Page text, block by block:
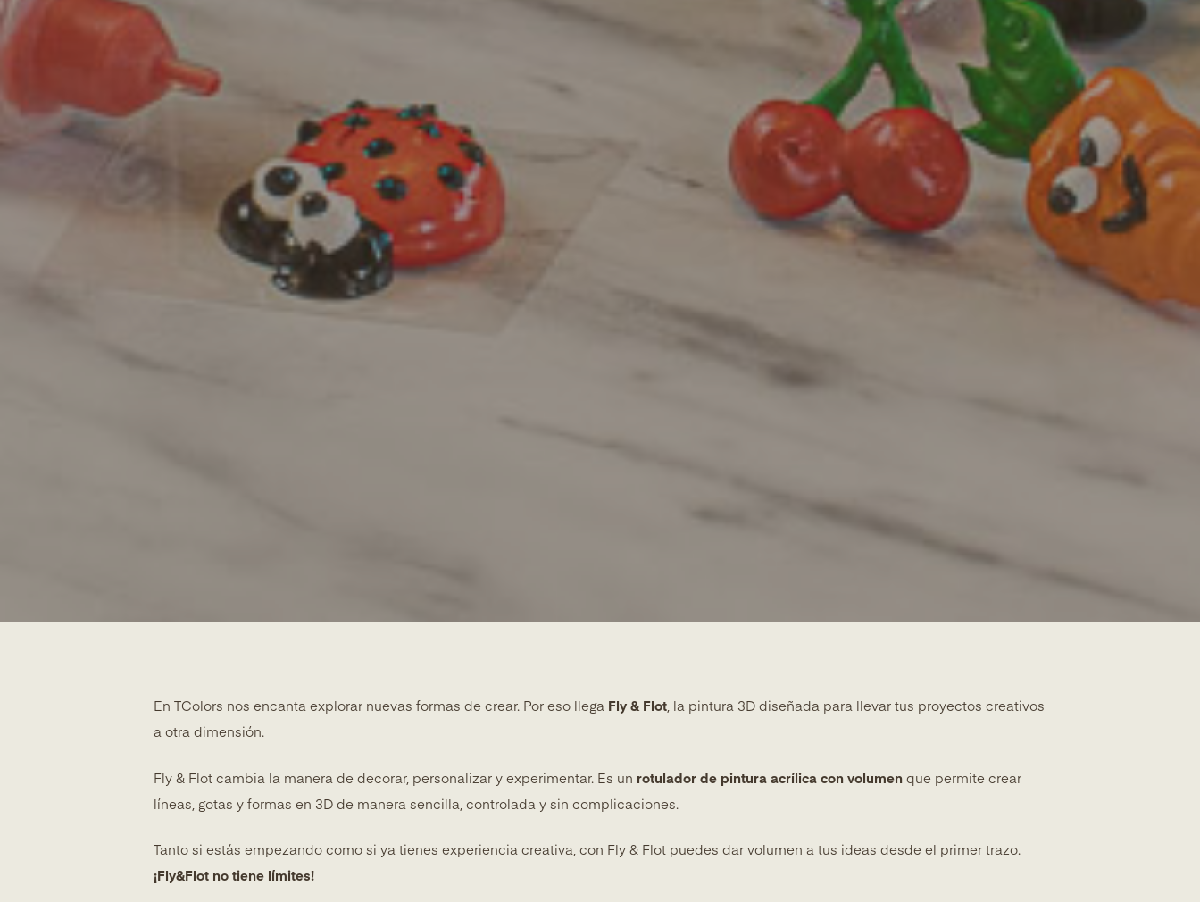
En TColors nos encanta explorar nuevas formas de crear. Por eso llega Fly & Flot, la pintura 3D diseñada para llevar tus proyectos creativos
a otra dimensión.
Fly & Flot cambia la manera de decorar, personalizar y experimentar. Es un rotulador de pintura acrílica con volumen que permite crear
líneas, gotas y formas en 3D de manera sencilla, controlada y sin complicaciones.
Tanto si estás empezando como si ya tienes experiencia creativa, con Fly & Flot puedes dar volumen a tus ideas desde el primer trazo.
¡Fly&Flot no tiene límites!